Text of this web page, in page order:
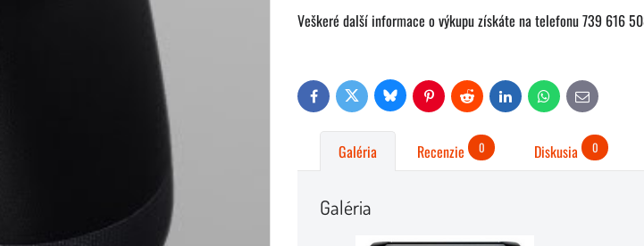
Veškeré další informace o výkupu získáte na telefonu 739 616
FacebookTwitter Bluesky PinterestReddit LinkedIn WhatsAppE-
mail
Galéria Recenzie 0 Diskusia 0
Galéria